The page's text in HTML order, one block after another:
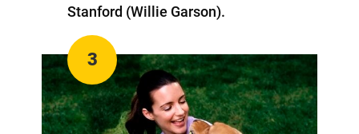
Stanford (Willie Garson).
3